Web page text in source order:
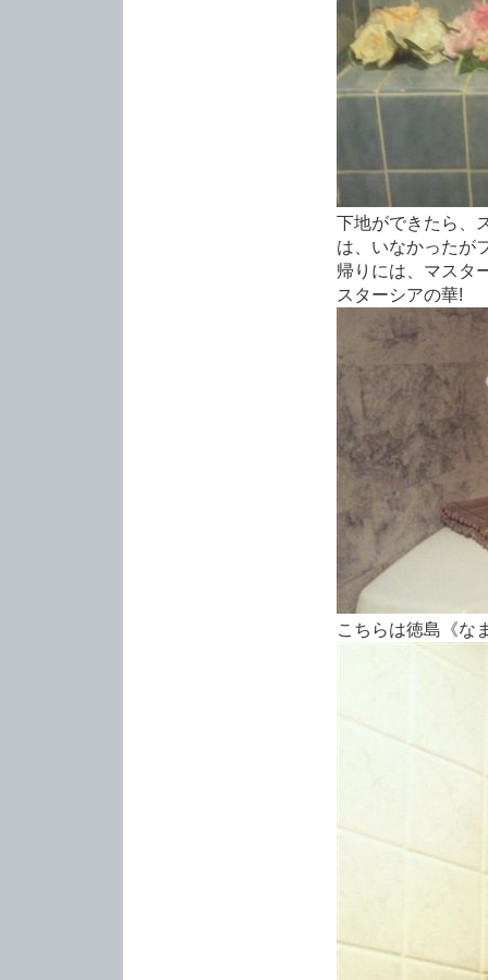
下地ができたら、
は、いなかったが
帰りには、マスタ
スターシアの華!
こちらは徳島《な